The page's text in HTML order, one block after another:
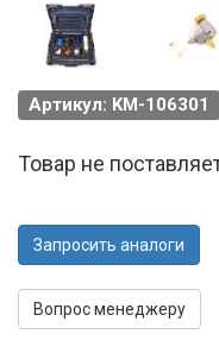
Артикул: KM-106301
Товар не
Запросить аналоги
Вопрос менеджеру